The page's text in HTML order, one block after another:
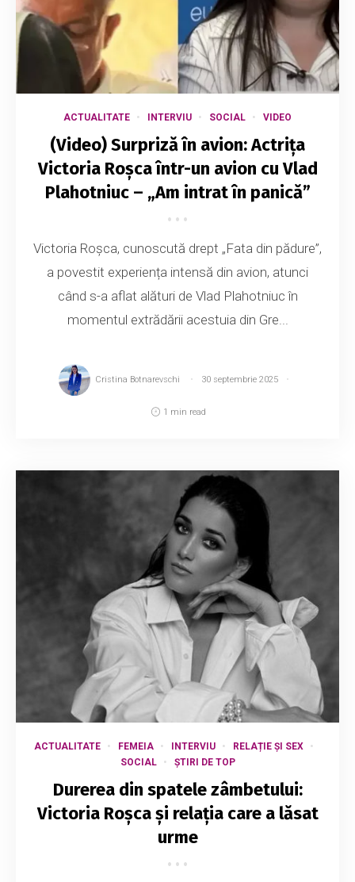
ACTUALITATE INTERVIU SOCIAL VIDEO
(Video) Surpriză în avion: Actrița
Victoria Roșca într-un avion cu Vlad
Plahotniuc – „Am intrat în panică”
Victoria Roșca, cunoscută drept „Fata din pădure”,
a povestit experiența intensă din avion, atunci
când s-a aflat alături de Vlad Plahotniuc în
momentul extrădării acestuia din Gre...
Cristina Botnarevschi 30 septembrie 2025
1 min read
ACTUALITATE FEMEIA INTERVIU
RELAȚIE ȘI SEX
SOCIAL
ȘTIRI DE TOP
Durerea din spatele zâmbetului:
Victoria Roșca și relația care a lăsat
urme